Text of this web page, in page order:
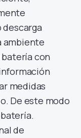
ambiente
con
medidas
De este modo
de